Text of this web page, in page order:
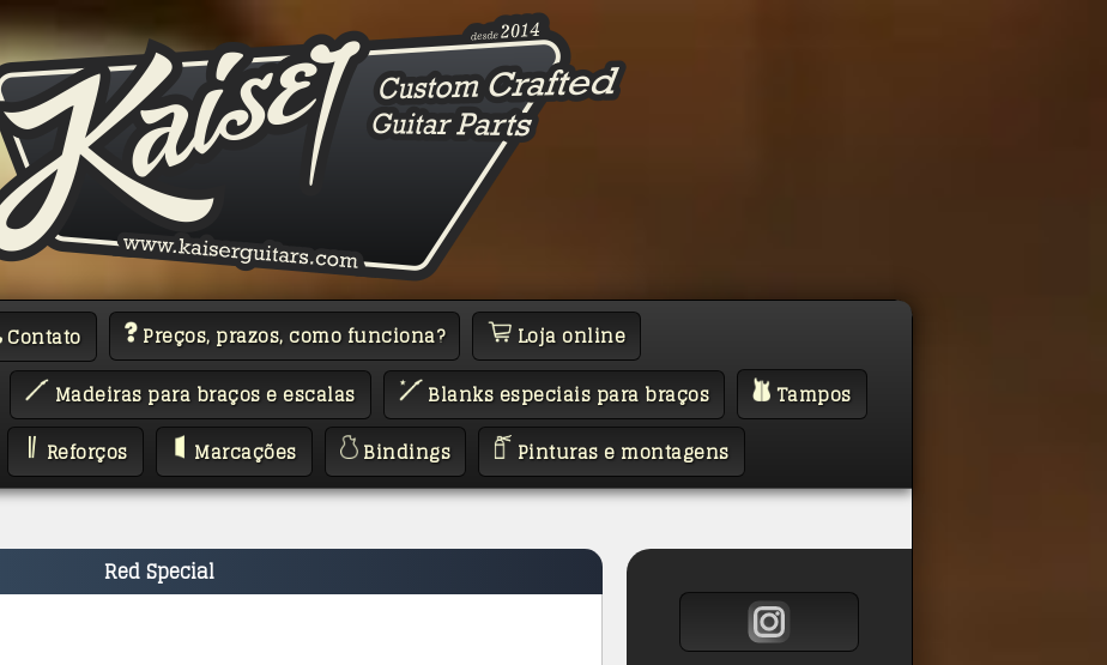
Contato Preços, prazos, como funciona?
Loja online
Madeiras para braços e escalas Blanks especiais para braços
Tampos
Reforços Marcações Bindings Pinturas e montagens
Red Special